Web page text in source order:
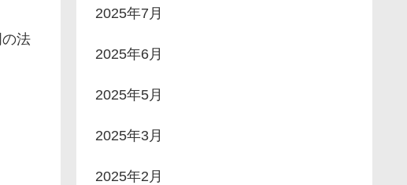
法
2025年7月
2025年6月
2025年5月
2025年3月
2025年2月